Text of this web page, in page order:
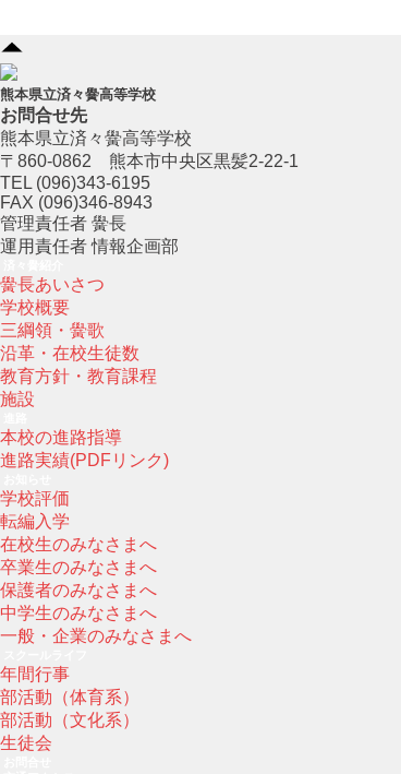
熊本県立済々黌高等学校
お問合せ先
熊本県立済々黌高等学校
〒860-0862 熊本市中央区黒髪2-22-1
TEL (096)343-6195
FAX (096)346-8943
管理責任者 黌長
運用責任者 情報企画部
黌長あいさつ
学校概要
三綱領・黌歌
沿革・在校生徒数
教育方針・教育課程
施設
本校の進路指導
進路実績(PDFリンク)
学校評価
転編入学
在校生のみなさまへ
卒業生のみなさまへ
保護者のみなさまへ
中学生のみなさまへ
一般・企業のみなさまへ
年間行事
部活動（体育系）
部活動（文化系）
生徒会